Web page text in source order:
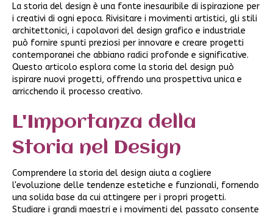
La storia del design è una fonte inesauribile di ispirazione per
i creativi di ogni epoca. Rivisitare i movimenti artistici, gli stili
architettonici, i capolavori del design grafico e industriale
può fornire spunti preziosi per innovare e creare progetti
contemporanei che abbiano radici profonde e significative.
Questo articolo esplora come la storia del design può
ispirare nuovi progetti, offrendo una prospettiva unica e
arricchendo il processo creativo.
L'Importanza della
Storia nel Design
Comprendere la storia del design aiuta a cogliere
l'evoluzione delle tendenze estetiche e funzionali, fornendo
una solida base da cui attingere per i propri progetti.
Studiare i grandi maestri e i movimenti del passato consente